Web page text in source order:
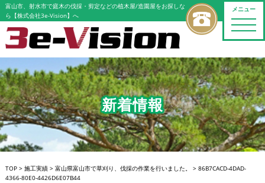
メニュー
toggle
富山市、射水市で庭木の伐採・剪定などの植木屋/造園屋をお探しな
ら【株式会社3e-Vision】へ
新着情報
TOP> 施工実績> 富山県富山市で草刈り、伐採の作業を行いました。 > 86B7CACD-4DAD-
4366-80E0-4426D6E07B44